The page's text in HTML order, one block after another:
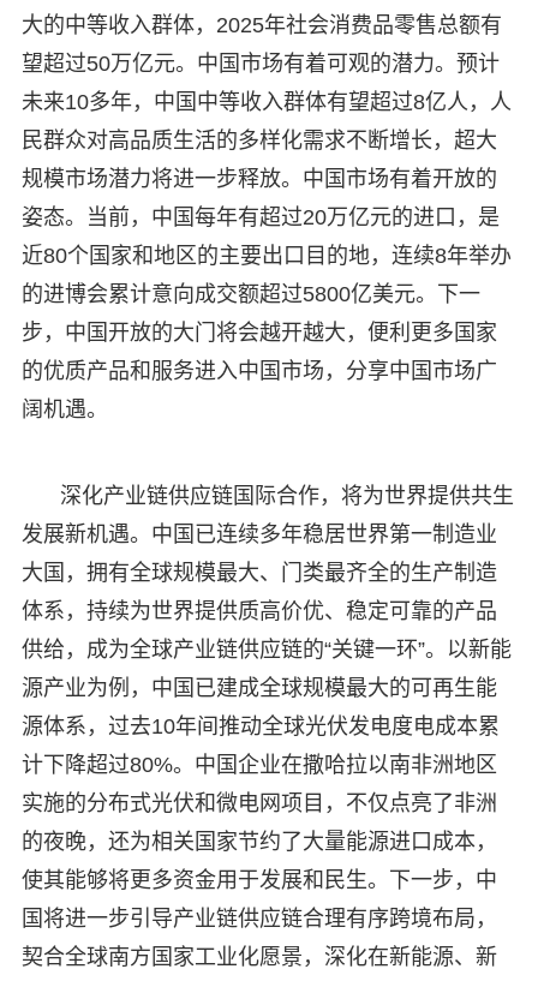
大的中等收入群体，2025年社会消费品零售总额有
望超过50万亿元。中国市场有着可观的潜力。预计
未来10多年，中国中等收入群体有望超过8亿人，人
民群众对高品质生活的多样化需求不断增长，超大
规模市场潜力将进一步释放。中国市场有着开放的
姿态。当前，中国每年有超过20万亿元的进口，是
近80个国家和地区的主要出口目的地，连续8年举办
的进博会累计意向成交额超过5800亿美元。下一
步，中国开放的大门将会越开越大，便利更多国家
的优质产品和服务进入中国市场，分享中国市场广
阔机遇。
深化产业链供应链国际合作，将为世界提供共生
发展新机遇。中国已连续多年稳居世界第一制造业
大国，拥有全球规模最大、门类最齐全的生产制造
体系，持续为世界提供质高价优、稳定可靠的产品
供给，成为全球产业链供应链的“关键一环”。以新能
源产业为例，中国已建成全球规模最大的可再生能
源体系，过去10年间推动全球光伏发电度电成本累
计下降超过80%。中国企业在撒哈拉以南非洲地区
实施的分布式光伏和微电网项目，不仅点亮了非洲
的夜晚，还为相关国家节约了大量能源进口成本，
使其能够将更多资金用于发展和民生。下一步，中
国将进一步引导产业链供应链合理有序跨境布局，
契合全球南方国家工业化愿景，深化在新能源、新